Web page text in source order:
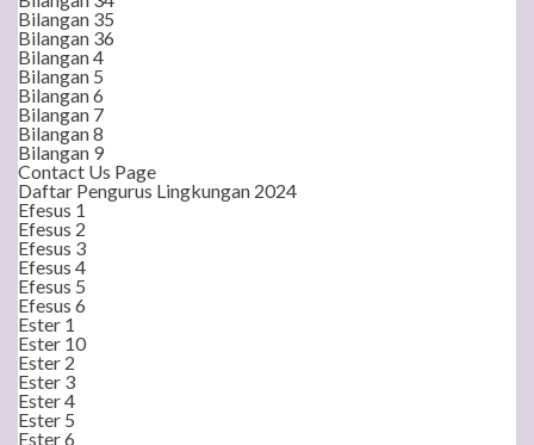
Bilangan 35
Bilangan 36
Bilangan 4
Bilangan 5
Bilangan 6
Bilangan 7
Bilangan 8
Bilangan 9
Contact Us Page
Daftar Pengurus Lingkungan 2024
Efesus 1
Efesus 2
Efesus 3
Efesus 4
Efesus 5
Efesus 6
Ester 1
Ester 10
Ester 2
Ester 3
Ester 4
Ester 5
Ester 6